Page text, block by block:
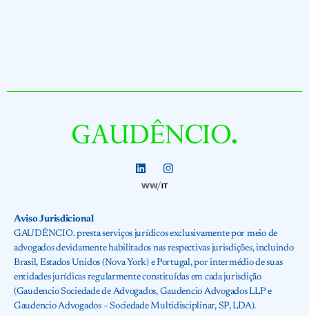
Aviso Jurisdicional
GAUDÊNCIO. presta serviços jurídicos exclusivamente por meio de
advogados devidamente habilitados nas respectivas jurisdições, incluindo
Brasil, Estados Unidos (Nova York) e Portugal, por intermédio de suas
entidades jurídicas regularmente constituídas em cada jurisdição
(Gaudencio Sociedade de Advogados, Gaudencio Advogados LLP e
Gaudencio Advogados – Sociedade Multidisciplinar, SP, LDA).